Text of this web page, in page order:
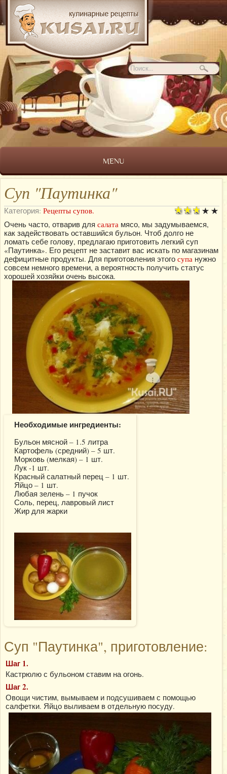
MENU
Суп "Паутинка"
Категория: Рецепты супов.
Очень часто, отварив для салата мясо, мы задумываемся,
как задействовать оставшийся бульон. Чтоб долго не
ломать себе голову, предлагаю приготовить легкий суп
«Паутинка». Его рецепт не заставит вас искать по магазинам
дефицитные продукты. Для приготовления этого супа нужно
совсем немного времени, а вероятность получить статус
хорошей хозяйки очень высока.
Необходимые ингредиенты:
Бульон мясной – 1.5 литра
Картофель (средний) – 5 шт.
Морковь (мелкая) – 1 шт.
Лук -1 шт.
Красный салатный перец – 1 шт.
Яйцо – 1 шт.
Любая зелень – 1 пучок
Соль, перец, лавровый лист
Жир для жарки
Суп "Паутинка", приготовление:
Шаг 1.
Кастрюлю с бульоном ставим на огонь.
Шаг 2.
Овощи чистим, вымываем и подсушиваем с помощью
салфетки. Яйцо выливаем в отдельную посуду.